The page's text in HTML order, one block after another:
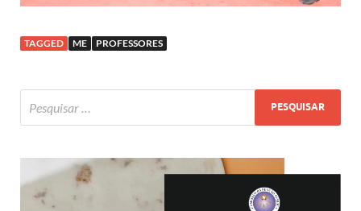
TAGGED ME PROFESSORES